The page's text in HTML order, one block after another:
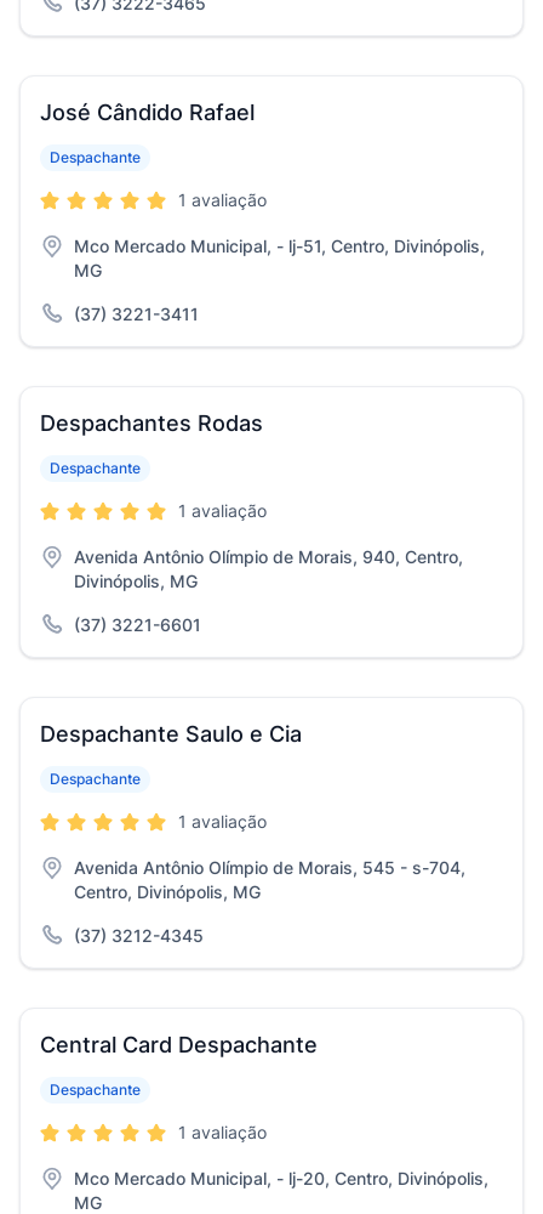
José Cândido Rafael
Despachante
1 avaliação
Mco Mercado Municipal, - lj-51, Centro, Divinópolis,
MG
(37) 3221-3411
Despachantes Rodas
Despachante
1 avaliação
Avenida Antônio Olímpio de Morais, 940, Centro,
Divinópolis, MG
(37) 3221-6601
Despachante Saulo e Cia
Despachante
1 avaliação
Avenida Antônio Olímpio de Morais, 545 - s-704,
Centro, Divinópolis, MG
(37) 3212-4345
Central Card Despachante
Despachante
1 avaliação
Mco Mercado Municipal, - lj-20, Centro, Divinópolis,
MG